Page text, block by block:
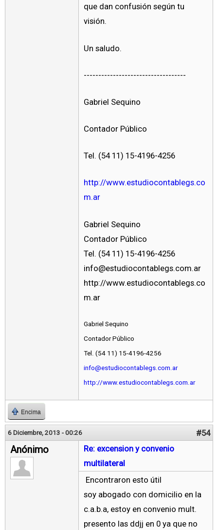
que dan confusión según tu
visión.
Un saludo.
-----------------------------------
Gabriel Sequino
Contador Público
Tel. (54 11) 15-4196-4256
http://www.estudiocontablegs.co
m.ar
Gabriel Sequino
Contador Público
Tel. (54 11) 15-4196-4256
info@estudiocontablegs.com.ar
http://www.estudiocontablegs.co
m.ar
Gabriel Sequino
Contador Público
Tel. (54 11) 15-4196-4256
info@estudiocontablegs.com.ar
http://www.estudiocontablegs.com.ar
Encima
6 Diciembre, 2013 - 00:26 #54
Anónimo
Re: excension y convenio
multilateral
Encontraron esto útil
soy abogado con domicilio en la
c.a.b.a, estoy en convenio mult.
presento las ddjj en 0 ya que no